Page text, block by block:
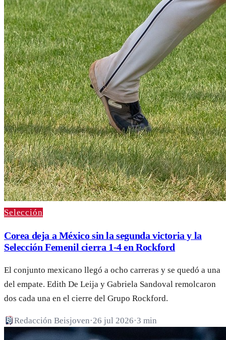
Selección
Corea deja a México sin la segunda victoria y la
Selección Femenil cierra 1-4 en Rockford
El conjunto mexicano llegó a ocho carreras y se quedó a una
del empate. Edith De Leija y Gabriela Sandoval remolcaron
dos cada una en el cierre del Grupo Rockford.
Redacción Beisjoven·26 jul 2026·3 min